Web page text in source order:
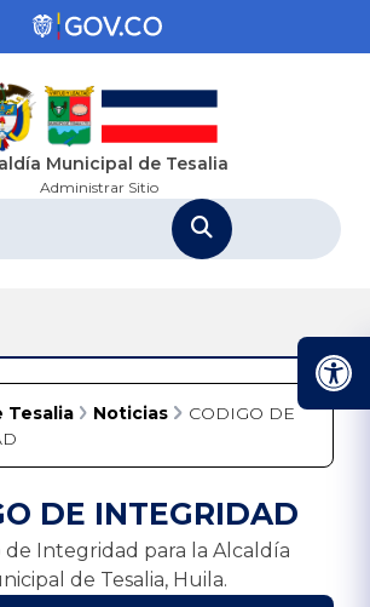
Municipal de Tesalia
Administrar Sitio
Tesalia Noticias
CODIGO DE
DE INTEGRIDAD
de Integridad para la Alcaldía
de Tesalia, Huila.